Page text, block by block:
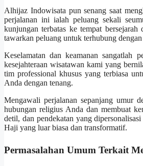
Alhijaz Indowisata pun senang saat
perjalanan ini ialah peluang sekali
kunjungan terbatas ke tempat
tawarkan peluang untuk terhubung
Keselamatan dan keamanan
kesejahteraan wisatawan kami yang
tim professional khusus yang terbiasa
Anda dengan tenang.
Mengawali perjalanan sepanjang umur
hubungan religius Anda dan membuat
detil, dan pendekatan yang
Haji yang luar biasa dan transformatif.
Permasalahan Umum Terkait